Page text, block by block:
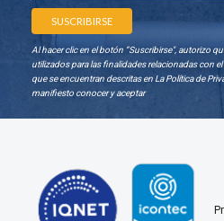
Al hacer clic en el botón “Suscribirse", autorizo
utilizados para las finalidades relacionadas con
que se encuentran descritas en La Política de
manifiesto conocer y aceptar